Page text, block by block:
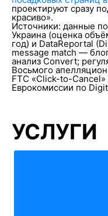
проектируют сразу
красиво».
Источники: данные
Украина (оценка
год) и DataReportal
message match —
анализ Convert;
Восьмого
FTC «Click-to-
Еврокомиссии по
УСЛУГИ